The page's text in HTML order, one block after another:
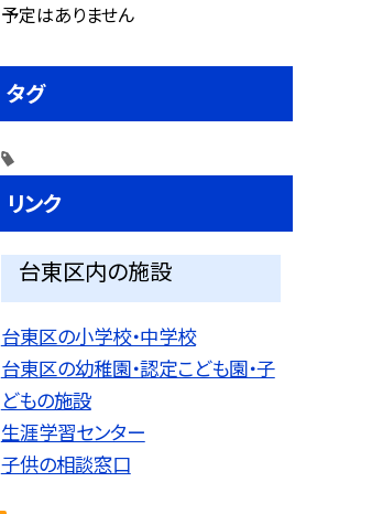
予定はありません
タグ
リンク
台東区内の施設
台東区の小学校・中学校
台東区の幼稚園・認定こども園・子
どもの施設
生涯学習センター
子供の相談窓口